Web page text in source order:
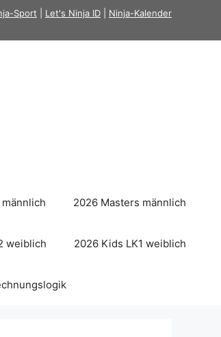
Sport Let's Ninja ID Ninja-Kalender
2026 Masters männlich
weiblich 2026 Kids LK1 weiblich